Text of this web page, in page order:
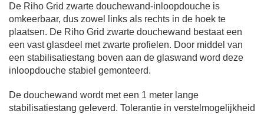
De Riho Grid zwarte douchewand-inloopdouche is
omkeerbaar, dus zowel links als rechts in de hoek te
plaatsen. De Riho Grid zwarte douchewand bestaat een
een vast glasdeel met zwarte profielen. Door middel van
een stabilisatiestang boven aan de glaswand word deze
inloopdouche stabiel gemonteerd.
De douchewand wordt met een 1 meter lange
stabilisatiestang geleverd. Tolerantie in verstelmogelijkheid